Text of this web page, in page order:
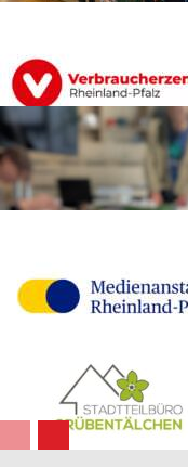
Panorama
FB News
MEIN
SICH
Bildung
MIT
IM